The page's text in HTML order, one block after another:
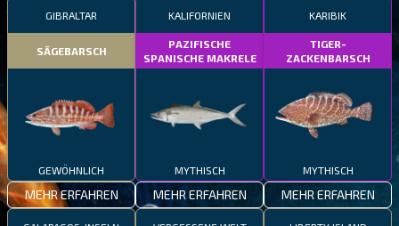
GIBRALTAR
SÄGEBARSCH
GEWÖHNLICH
MEHR ERFAHREN
KALIFORNIEN
PAZIFISCHE
SPANISCHE MAKRELE
MYTHISCH
MEHR ERFAHREN
KARIBIK
TIGER-
ZACKENBARSCH
MYTHISCH
MEHR ERFAHREN